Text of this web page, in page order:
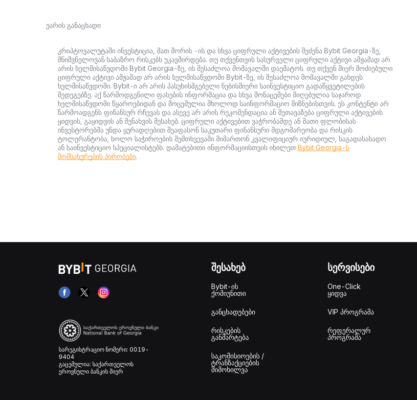
უარის განაცხადი
კრიპტოვალუტაში ინვესტიცია, მათ შორის -ის და სხვა ციფრული აქტივების შეძენა Bybit Georgia-ზე,
მნიშვნელოვან საბაზრო რისკებს უკავშირდება. თუ თქვენთვის სასურველი ციფრული აქტივი ამჟამად არ
არის ხელმისაწვდომი Bybit Georgia-ზე, ის შესაძლოა მომავალში დაემატოს. თუ თქვენ მიერ მოძიებული
ციფრული აქტივი ამჟამად არ არის ხელმისაწვდომი Bybit-ზე, ის შესაძლოა მომავალში გახდეს
ხელმისაწვდომი. Bybit-ი არ არის პასუხისმგებელი ნებისმიერი საინვესტიციო გადაწყვეტილების
შედეგებზე. აქ წარმოდგენილი ფასების ინფორმაცია და სხვა მონაცემები მიღებულია საჯაროდ
ხელმისაწვდომი წყაროებიდან და მოცემულია მხოლოდ საინფორმაციო მიზნებისთვის. ეს კონტენტი არ
წარმოადგენს ფინანსურ რჩევას და ასევე არ არის რეკომენდაცია ან შეთავაზება ციფრული აქტივების
ყიდვის, გაყიდვის ან შენახვის შესახებ. ციფრული აქტივებით ვაჭრობამდე ან მათი ფლობისას
ინვესტორებმა უნდა ყურადღებით შეაფასონ საკუთარი ფინანსური მდგომარეობა და რისკის
ტოლერანტობა, ხოლო საჭიროების შემთხვევაში მიმართონ კვალიფიციურ იურიდიულ, საგადასახადო
ან საინვესტიციო სპეციალისტებს. დამატებითი ინფორმაციისთვის იხილეთ Bybit Georgia-ს
მომსახურების პირობები.
სარეგისტრაციო ნომერი: 0019-
9404
გაცემულია: საქართველოს
ეროვნული ბანკის მიერ
შესახებ
Bybit-ის
ქომიუნითი
განცხადებები
რისკების
განმარტება
საკომისიოების /
ტრანზაქციების
მიმოხილვა
სერვისები
One-Click
ყიდვა
VIP პროგრამა
რეფერალურ
პროგრამა